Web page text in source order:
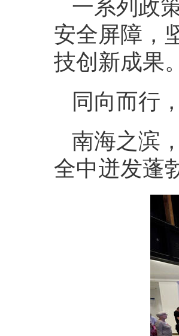
一系列政
安全屏障，
技创新成果。
同向而行
南海之滨
全中迸发蓬